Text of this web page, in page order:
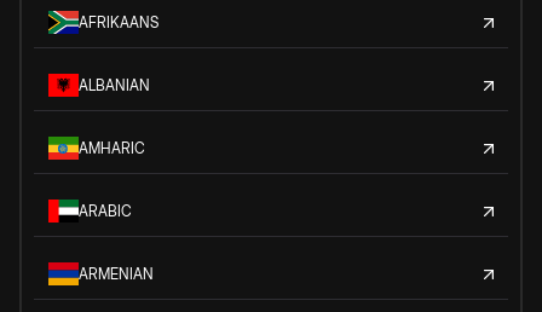
AFRIKAANS
ALBANIAN
AMHARIC
ARABIC
ARMENIAN